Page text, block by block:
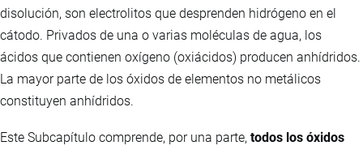
disolución, son electrolitos que desprenden hidrógeno en el
cátodo. Privados de una o varias moléculas de agua, los
ácidos que contienen oxígeno (oxiácidos) producen anhídridos.
La mayor parte de los óxidos de elementos no metálicos
constituyen anhídridos.
Este Subcapítulo comprende, por una parte, todos los óxidos